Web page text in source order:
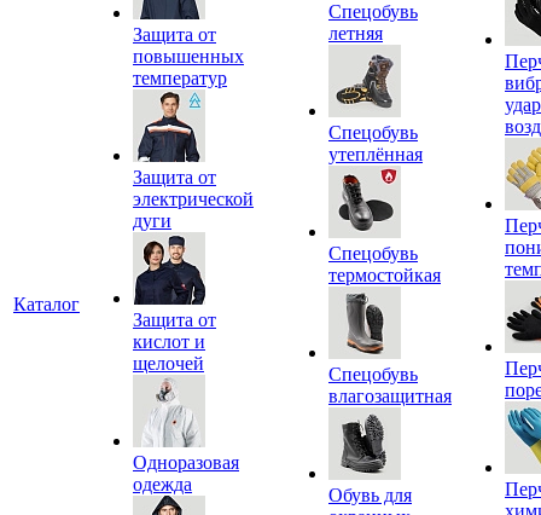
Каталог
Защита от
повышенных
температур
Защита от
электрической
дуги
Защита от
кислот и
щелочей
Одноразовая
одежда
Спецобувь
летняя
Спецобувь
утеплённая
Спецобувь
термостойкая
Спецобувь
влагозащитная
Обувь для